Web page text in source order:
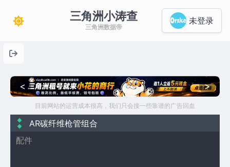
三角洲小涛查
三角洲数据帝
未登录
< >
目前网站的运营成本很高，我们只会接一些靠谱的广告回血
AR碳纤维枪管组合
配件